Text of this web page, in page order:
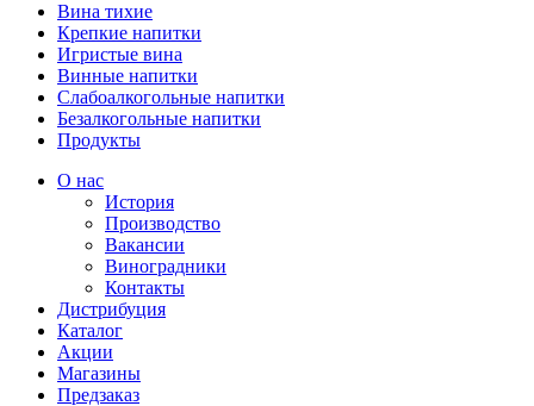
Вина тихие
Крепкие напитки
Игристые вина
Винные напитки
Слабоалкогольные напитки
Безалкогольные напитки
Продукты
О нас
История
Производство
Вакансии
Виноградники
Контакты
Дистрибуция
Каталог
Акции
Магазины
Предзаказ